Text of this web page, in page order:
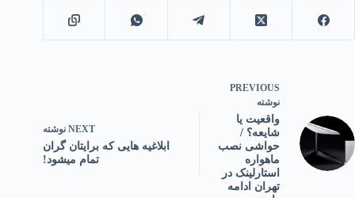
PREVIOUS
نوشته
واقعیت یا
شایعه؟ /
حواشی نصب
ماهواره
استارلینک در
تهران ادامه
NEXT نوشته
ابلاغیه هایی که برایتان گران
تمام میشود!